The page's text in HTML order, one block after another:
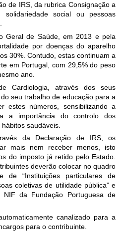
de IRS, da rubrica Consignação a
solidariedade social ou pessoas
Geral de Saúde, em 2013 e pela
por doenças do aparelho
30%. Contudo, estas continuam a
em Portugal, com 29,5% do peso
ano.
Cardiologia, através dos seus
seu trabalho de educação para a
estes números, sensibilizando a
a importância do controlo dos
saudáveis.
da Declaração de IRS, os
mais nem receber menos, isto
do imposto já retido pelo Estado.
deverão colocar no quadro
“Instituições particulares de
coletivas de utilidade pública” e
da Fundação Portuguesa de
canalizado para a
para o contribuinte.